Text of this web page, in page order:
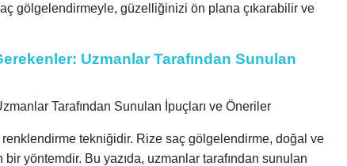
gölgelendirmeyle, güzelliğinizi ön plana çıkarabilir ve
Uzmanlar Tarafından Sunulan
Tarafından Sunulan İpuçları ve Öneriler
tekniğidir. Rize saç gölgelendirme, doğal ve
yöntemdir. Bu yazıda, uzmanlar tarafından sunulan